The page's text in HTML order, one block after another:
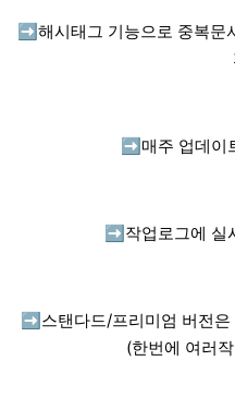
➡️ 해시태그 기능으로 중복문
➡️ 매주 업데이
➡️ 작업로그에 실
➡️ 스탠다드/프리미엄 버전
(한번에 여러